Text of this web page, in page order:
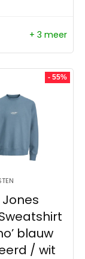
prijs was:
prijs is:
+ 3 meer
- 55%
blauw
/ wit